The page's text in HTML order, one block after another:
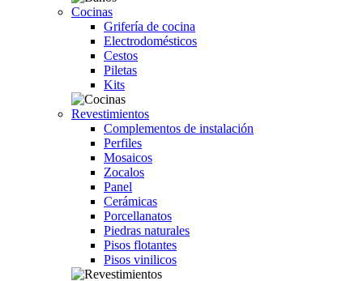
Cocinas
Grifería de cocina
Electrodomésticos
Cestos
Piletas
Kits
Revestimientos
Complementos de instalación
Perfiles
Mosaicos
Zocalos
Panel
Cerámicas
Porcellanatos
Piedras naturales
Pisos flotantes
Pisos vinilicos